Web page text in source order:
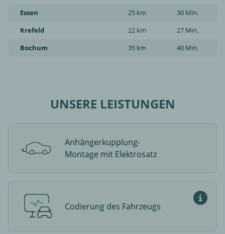
Essen
25 km
30 Min.
Krefeld
22 km
27 Min.
Bochum
35 km 40 Min.
UNSERE LEISTUNGEN
Anhängerkupplung-
Montage mit Elektrosatz
Codierung des Fahrzeugs